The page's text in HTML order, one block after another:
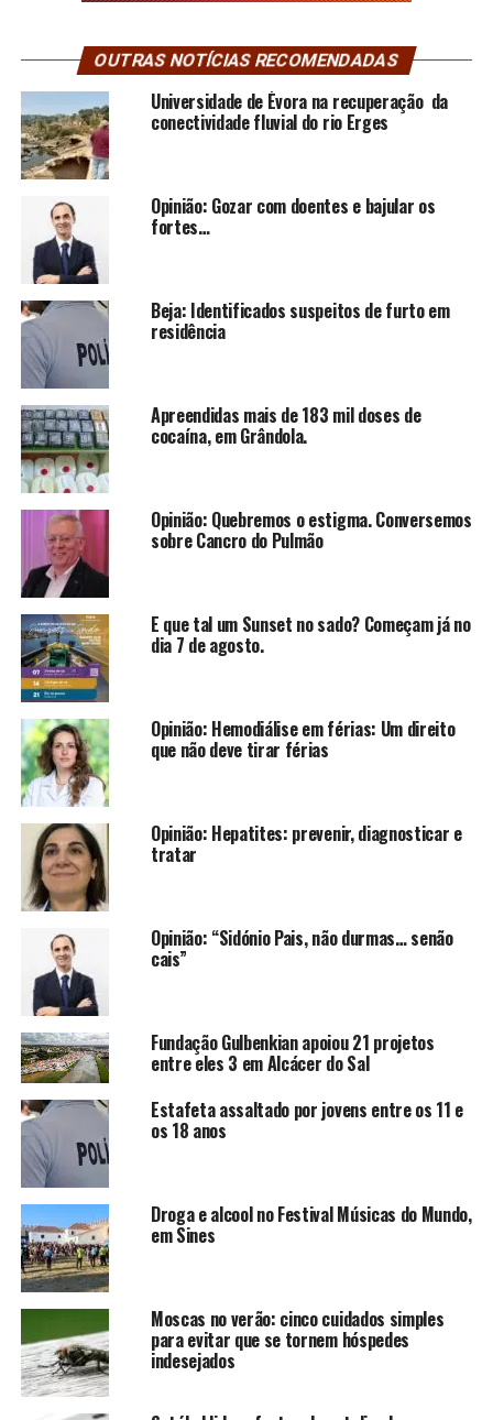
OUTRAS NOTÍCIAS RECOMENDADAS
Universidade de Évora na recuperação da
conectividade fluvial do rio Erges
Opinião: Gozar com doentes e bajular os
fortes…
Beja: Identificados suspeitos de furto em
residência
Apreendidas mais de 183 mil doses de
cocaína, em Grândola.
Opinião: Quebremos o estigma. Conversemos
sobre Cancro do Pulmão
E que tal um Sunset no sado? Começam já no
dia 7 de agosto.
Opinião: Hemodiálise em férias: Um direito
que não deve tirar férias
Opinião: Hepatites: prevenir, diagnosticar e
tratar
Opinião: “Sidónio Pais, não durmas… senão
cais”
Fundação Gulbenkian apoiou 21 projetos
entre eles 3 em Alcácer do Sal
Estafeta assaltado por jovens entre os 11 e
os 18 anos
Droga e alcool no Festival Músicas do Mundo,
em Sines
Moscas no verão: cinco cuidados simples
para evitar que se tornem hóspedes
indesejados